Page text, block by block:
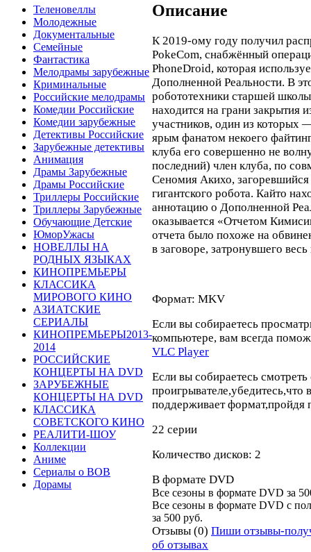
Теленовеллы
Молодежные
Документальные
Семейные
Фантастика
Мелодрамы зарубежные
Криминальные
Российские мелодрамы
Комедии Российские
Комедии зарубежные
Детективы Российские
Зарубежные детективы
Анимация
Драмы Зарубежные
Драмы Российские
Триллеры Российские
Триллеры Зарубежные
Обучающие Детские
ЮморУжасы
НОВЕЛЛЫ НА
РОДНЫХ ЯЗЫКАХ
КИНОПРЕМЬЕРЫ
КЛАССИКА
МИРОВОГО КИНО
АЗИАТСКИЕ
СЕРИАЛЫ
КИНОПРЕМЬЕРЫ2013-
2014
РОССИЙСКИЕ
КОНЦЕРТЫ НА DVD
ЗАРУБЕЖНЫЕ
КОНЦЕРТЫ НА DVD
КЛАССИКА
СОВЕТСКОГО КИНО
РЕАЛИТИ-ШОУ
Коллекции
Аниме
Сериалы о ВОВ
Дорамы
Описание
К 2019-ому году получил
PokeCom, снабжённый
PhoneDroid, которая
Дополненной Реальности. В
робототехники старшей
находится на грани закрытия
участников, один из
ярым фанатом некоего
клуба его совершенно не
последний) член клуба, по
Сеномия Акихо, загоревшийся
гигантского робота. Кайто
аннотацию о Дополненной
оказывается «Отчетом
отчета было похоже на
в заговоре, затронувшего
Формат: MKV
Если вы собираетесь
компьютере, вам всегда
VLC Player
Если вы собираетесь
проигрывателе,убедитесь,что
поддерживает формат,пройдя
22 серии
Количество дисков: 2
В формате DVD
Все сезоны в формате DVD за
Все сезоны в формате DVD c
за 500 руб.
Отзывы (0) Пиши отзывы-
об отзывах